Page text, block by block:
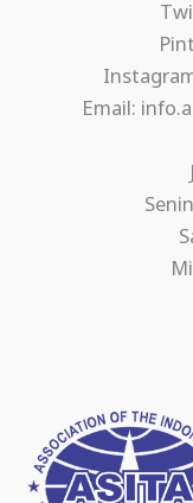
Email: